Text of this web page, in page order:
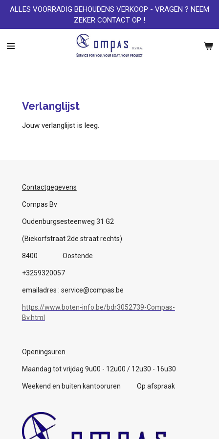
Ga
naar
de
ALLES VOORRADIG BEHOUDENS VERKOOP - VRAGEN ? NEEM
ZEKER CONTACT OP !
Verlanglijst
Jouw verlanglijst is leeg.
Contactgegevens
Compas Bv
Oudenburgsesteenweg 31 G2
(Biekorfstraat 2de straat rechts)
8400 Oostende
+3259320057
emailadres : service@compas.be
https://www.boten-info.be/bdr3052739-Compas-
Bv.html
Openingsuren
Maandag tot vrijdag 9u00 - 12u00 / 12u30 - 16u30
Weekend en buiten kantooruren Op afspraak